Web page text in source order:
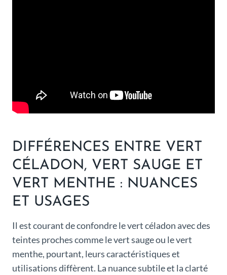
DIFFÉRENCES ENTRE VERT
CÉLADON, VERT SAUGE ET
VERT MENTHE : NUANCES
ET USAGES
Il est courant de confondre le vert céladon avec des
teintes proches comme le vert sauge ou le vert
menthe, pourtant, leurs caractéristiques et
utilisations diffèrent. La nuance subtile et la clarté